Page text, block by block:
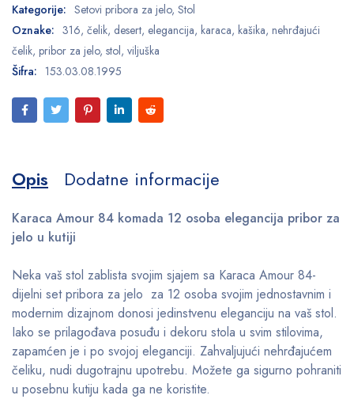
Kategorije: Setovi pribora za jelo, Stol
Oznake: 316, čelik, desert, elegancija, karaca, kašika, nehrđajući
čelik, pribor za jelo, stol, viljuška
Šifra: 153.03.08.1995
Opis Dodatne informacije
Karaca Amour 84 komada 12 osoba elegancija pribor za
jelo u kutiji
Neka vaš stol zablista svojim sjajem sa Karaca Amour 84-
dijelni set pribora za jelo za 12 osoba svojim jednostavnim i
modernim dizajnom donosi jedinstvenu eleganciju na vaš stol.
Iako se prilagođava posuđu i dekoru stola u svim stilovima,
zapamćen je i po svojoj eleganciji. Zahvaljujući nehrđajućem
čeliku, nudi dugotrajnu upotrebu. Možete ga sigurno pohraniti
u posebnu kutiju kada ga ne koristite.